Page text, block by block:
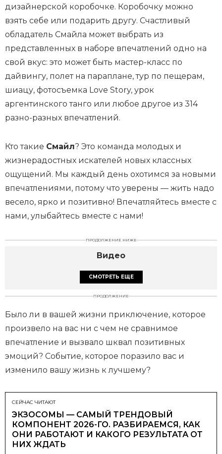
дизайнерской коробочке. Коробочку можно
взять себе или подарить другу. Счастливый
обладатель Смайла может выбрать из
представленных в наборе впечатлений одно на
свой вкус: это может быть мастер-класс по
дайвингу, полет на параплане, тур по пещерам,
шиацу, фотосъемка Love Story, урок
аргентинского танго или любое другое из 314
разно-разных впечатлений.
Кто такие Смайл? Это команда молодых и
жизнерадостных искателей новых классных
ощущений. Мы каждый день охотимся за новыми
впечатлениями, потому что уверены — жить надо
весело, ярко и позитивно! Впечатляйтесь вместе с
нами, улыбайтесь вместе с нами!
ПРОДОЛЖЕНИЕ НИЖЕ
Видео
СМОТРЕТЬ ЕЩЕ
ПРОДОЛЖЕНИЕ
Было ли в вашей жизни приключение, которое
произвело на вас ни с чем не сравнимое
впечатление и вызвало шквал позитивных
эмоций? Событие, которое поразило вас и
изменило вашу жизнь к лучшему?
СЕЙЧАС ЧИТАЮТ
ЭКЗОСОМЫ — САМЫЙ ТРЕНДОВЫЙ
КОМПОНЕНТ 2026-ГО. РАЗБИРАЕМСЯ, КАК
ОНИ РАБОТАЮТ И КАКОГО РЕЗУЛЬТАТА ОТ
НИХ ЖДАТЬ